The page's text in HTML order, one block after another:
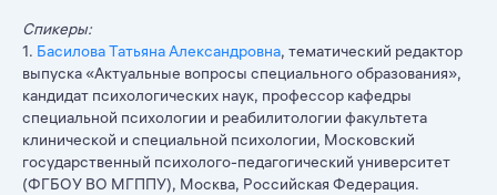
Спикеры:
1. Басилова Татьяна Александровна, тематический редактор
выпуска «Актуальные вопросы специального образования»,
кандидат психологических наук, профессор кафедры
специальной психологии и реабилитологии факультета
клинической и специальной психологии, Московский
государственный психолого-педагогический университет
(ФГБОУ ВО МГППУ), Москва, Российская Федерация.